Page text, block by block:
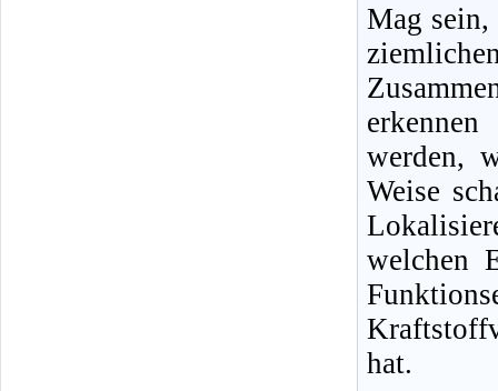
Mag sein,
werden,
Weise
welchen
hat.